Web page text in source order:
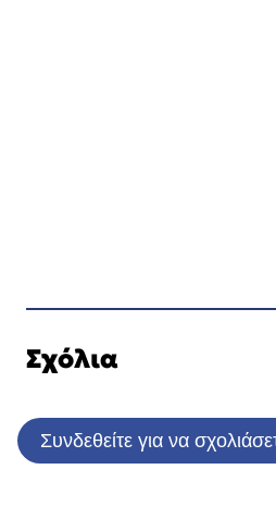
Σχόλια
Συνδεθείτε για να